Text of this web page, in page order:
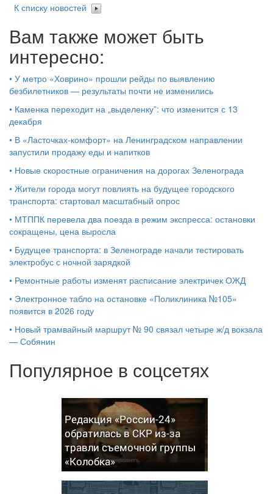
К списку новостей
Вам также может быть
интересно:
• У метро «Ховрино» прошли рейды по выявлению
безбилетников — результаты почти не изменились
• Каменка переходит на „выделенку”: что изменится с 13
декабря
• В «Ласточках‑комфорт» на Ленинградском направлении
запустили продажу еды и напитков
• Новые скоростные ограничения на дорогах Зеленограда
• Жители города могут повлиять на будущее городского
транспорта: стартовал масштабный опрос
• МТППК перевела два поезда в режим экспресса: остановки
сокращены, цена выросла
• Будущее транспорта: в Зеленограде начали тестировать
электробус с ночной зарядкой
• Ремонтные работы изменят расписание электричек ОЖД
• Электронное табло на остановке «Поликлиника №105»
появится в 2026 году
• Новый трамвайный маршрут № 90 связал четыре ж/д вокзала
— Собянин
Популярное в соцсетях
Редакция «России-24»
обратилась в СКР из-за
травли съемочной группы
«Колобка»